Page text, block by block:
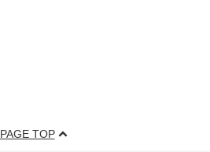
PAGE TOP